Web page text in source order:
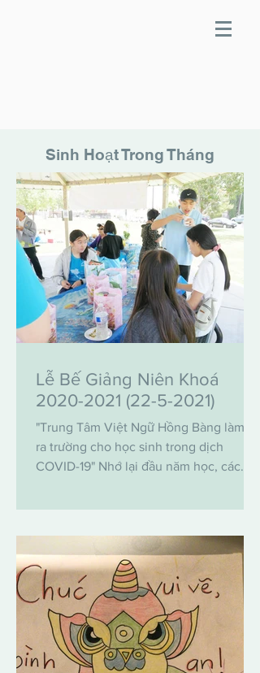
Sinh Hoạt Trong Tháng
Lễ Bế Giảng Niên Khoá
2020-2021 (22-5-2021)
"Trung Tâm Việt Ngữ Hồng Bàng làm lễ
ra trường cho học sinh trong dịch
COVID-19" Nhớ lại đầu năm học, các